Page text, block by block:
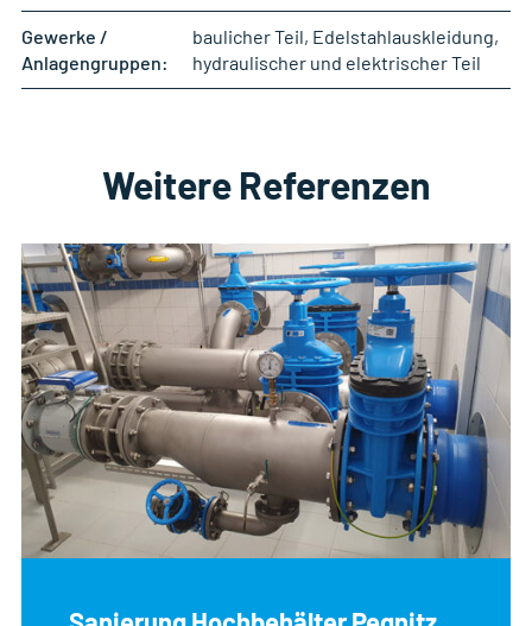
Gewerke /
Anlagengruppen:
baulicher Teil, Edelstahlauskleidung,
hydraulischer und elektrischer Teil
Weitere Referenzen